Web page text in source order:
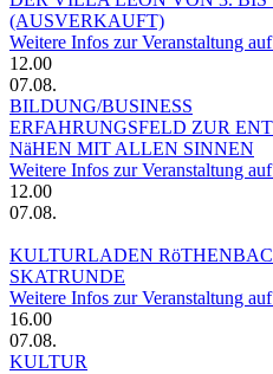
(AUSVERKAUFT)
Weitere Infos zur Veranstaltung
12.00
07.08.
BILDUNG/BUSINESS
ERFAHRUNGSFELD ZUR
NäHEN MIT ALLEN SINNEN
Weitere Infos zur Veranstaltung
12.00
07.08.
KULTURLADEN
SKATRUNDE
Weitere Infos zur Veranstaltung
16.00
07.08.
KULTUR